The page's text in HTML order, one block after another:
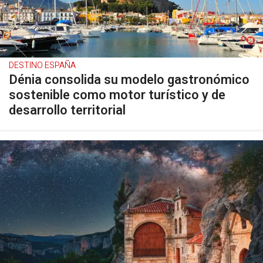
DESTINO ESPAÑA
Dénia consolida su modelo gastronómico
sostenible como motor turístico y de
desarrollo territorial